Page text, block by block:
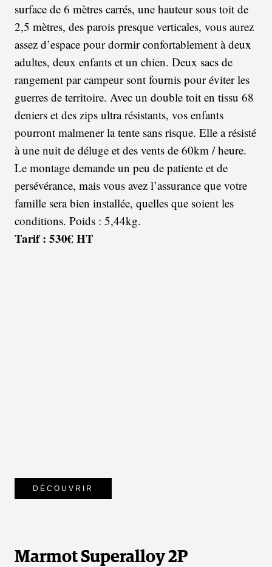
surface de 6 mètres carrés, une hauteur sous toit de
2,5 mètres, des parois presque verticales, vous aurez
assez d’espace pour dormir confortablement à deux
adultes, deux enfants et un chien. Deux sacs de
rangement par campeur sont fournis pour éviter les
guerres de territoire. Avec un double toit en tissu 68
deniers et des zips ultra résistants, vos enfants
pourront malmener la tente sans risque. Elle a résisté
à une nuit de déluge et des vents de 60km / heure.
Le montage demande un peu de patiente et de
persévérance, mais vous avez l’assurance que votre
famille sera bien installée, quelles que soient les
conditions. Poids : 5,44kg.
Tarif : 530€ HT
DÉCOUVRIR
Marmot Superalloy 2P